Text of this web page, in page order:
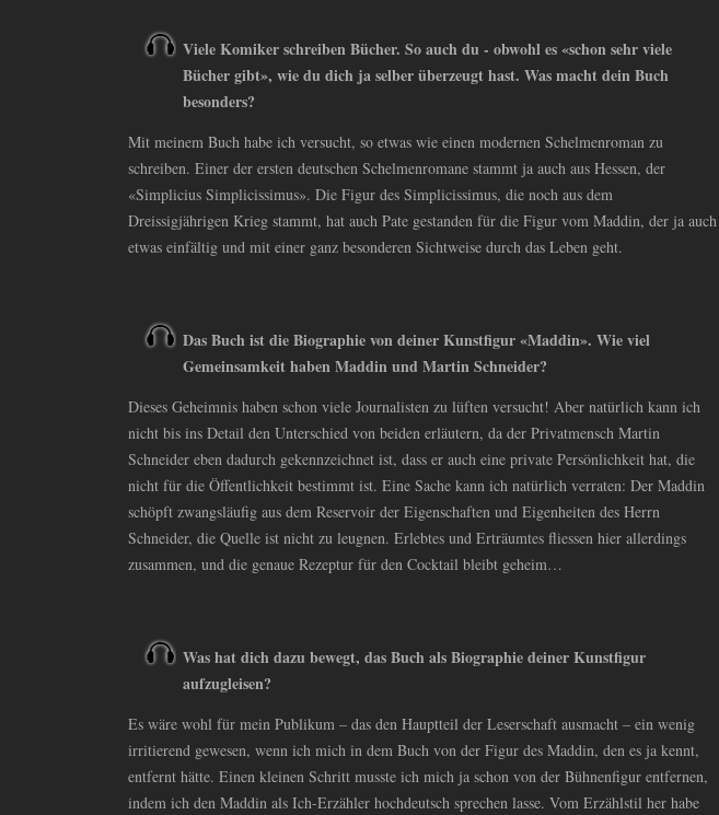
Viele Komiker schreiben Bücher. So auch du - obwohl es «schon sehr viele
Bücher gibt», wie du dich ja selber überzeugt hast. Was macht dein Buch
besonders?
Mit meinem Buch habe ich versucht, so etwas wie einen modernen Schelmenroman zu
schreiben. Einer der ersten deutschen Schelmenromane stammt ja auch aus Hessen, der
«Simplicius Simplicissimus». Die Figur des Simplicissimus, die noch aus dem
Dreissigjährigen Krieg stammt, hat auch Pate gestanden für die Figur vom Maddin, der ja auch
etwas einfältig und mit einer ganz besonderen Sichtweise durch das Leben geht.
Das Buch ist die Biographie von deiner Kunstfigur «Maddin». Wie viel
Gemeinsamkeit haben Maddin und Martin Schneider?
Dieses Geheimnis haben schon viele Journalisten zu lüften versucht! Aber natürlich kann ich
nicht bis ins Detail den Unterschied von beiden erläutern, da der Privatmensch Martin
Schneider eben dadurch gekennzeichnet ist, dass er auch eine private Persönlichkeit hat, die
nicht für die Öffentlichkeit bestimmt ist. Eine Sache kann ich natürlich verraten: Der Maddin
schöpft zwangsläufig aus dem Reservoir der Eigenschaften und Eigenheiten des Herrn
Schneider, die Quelle ist nicht zu leugnen. Erlebtes und Erträumtes fliessen hier allerdings
zusammen, und die genaue Rezeptur für den Cocktail bleibt geheim…
Was hat dich dazu bewegt, das Buch als Biographie deiner Kunstfigur
aufzugleisen?
Es wäre wohl für mein Publikum – das den Hauptteil der Leserschaft ausmacht – ein wenig
irritierend gewesen, wenn ich mich in dem Buch von der Figur des Maddin, den es ja kennt,
entfernt hätte. Einen kleinen Schritt musste ich mich ja schon von der Bühnenfigur entfernen,
indem ich den Maddin als Ich-Erzähler hochdeutsch sprechen lasse. Vom Erzählstil her habe